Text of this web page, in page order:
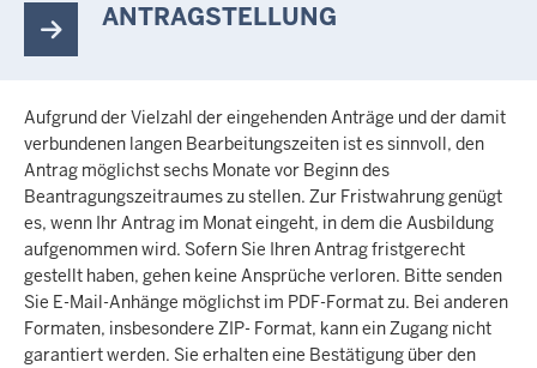
ANTRAGSTELLUNG
Aufgrund der Vielzahl der eingehenden Anträge und der damit
verbundenen langen Bearbeitungszeiten ist es sinnvoll, den
Antrag möglichst sechs Monate vor Beginn des
Beantragungszeitraumes zu stellen. Zur Fristwahrung genügt
es, wenn Ihr Antrag im Monat eingeht, in dem die Ausbildung
aufgenommen wird. Sofern Sie Ihren Antrag fristgerecht
gestellt haben, gehen keine Ansprüche verloren. Bitte senden
Sie E-Mail-Anhänge möglichst im PDF-Format zu. Bei anderen
Formaten, insbesondere ZIP- Format, kann ein Zugang nicht
garantiert werden. Sie erhalten eine Bestätigung über den